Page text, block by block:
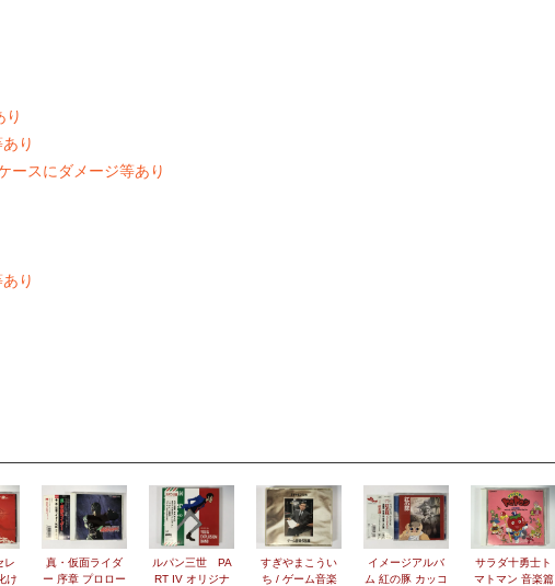
り
り
ースにダメージ等あり
り
レ
け
真・仮面ライダ
ー 序章 プロロー
ルパン三世 PA
RT IV オリジナ
すぎやまこうい
ち / ゲーム音楽
イメージアルバ
ム 紅の豚 カッコ
サラダ十勇士ト
マトマン 音楽篇